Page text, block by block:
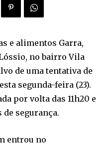
e alimentos Garra,
no bairro Vila
de uma tentativa de
segunda-feira (23).
por volta das 11h20 e
segurança.
entrou no